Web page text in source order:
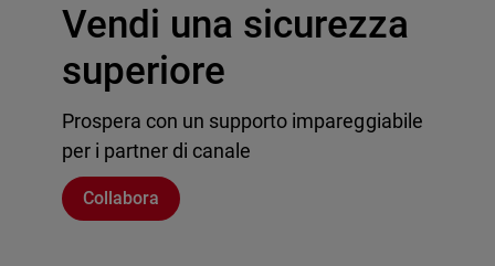
Vendi una sicurezza
superiore
Prospera con un supporto impareggiabile
per i partner di canale
Collabora